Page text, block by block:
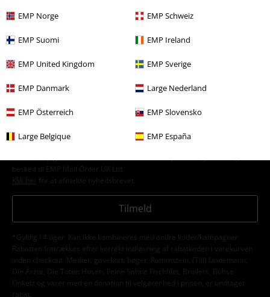
EMP Norge EMP Schweiz
EMP Suomi EMP Ireland
EMP United Kingdom EMP Sverige
EMP Danmark Large Nederland
EMP Österreich EMP Slovensko
Large Belgique EMP España
Nyhedsbrev
Tilmeld dig nu og få en rabatkode på 15%!
info
jegaccepterer, at EMP Mail Order UK Ltd må behandle mine
produkter. Mine personoplysninger vil blive behandlet i
besked til EMP Mail Order UK Ltd.
Klik her
for at afmelde nyhedsbrevet.
Tilmeld
*Gyldig i 4 uger. Kan ikke kombineres med andre koder/kampagner.
Rabatten fratrækkes efter korrekt indløsning af rabatkoden i varekurven
inden checkout. Medier, gavekort, bøger, Rammstein, (Till) Lindemann,
Die Ärzte, Die Toten Hosen, Feine Sahne Fischfilet, Broilers, Böhse
Onkelz og varer med en donation til velgørenhed i prisen, er undtaget
rabat.